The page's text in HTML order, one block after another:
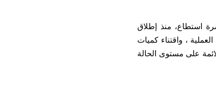
استطاع، منذ إطلاق
، واقتناء كميات
ظروف ملائمة على مستوى الحالة